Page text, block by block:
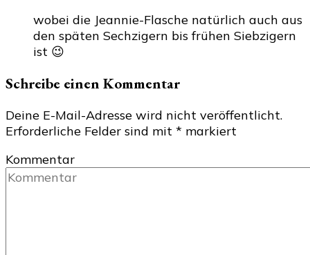
wobei die Jeannie-Flasche natürlich auch aus
den späten Sechzigern bis frühen Siebzigern
ist 😉
Schreibe einen Kommentar
Deine E-Mail-Adresse wird nicht veröffentlicht.
Erforderliche Felder sind mit * markiert
Kommentar